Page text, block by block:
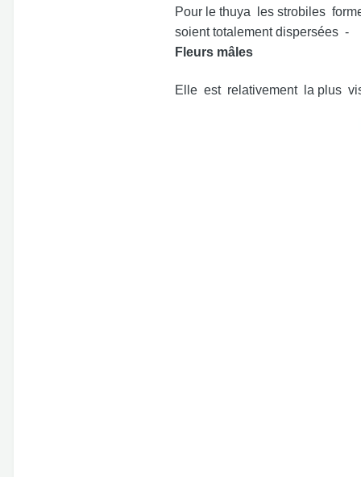
Pour le thuya les strobiles
soient totalement dispersées -
Fleurs mâles
Elle est relativement la plus